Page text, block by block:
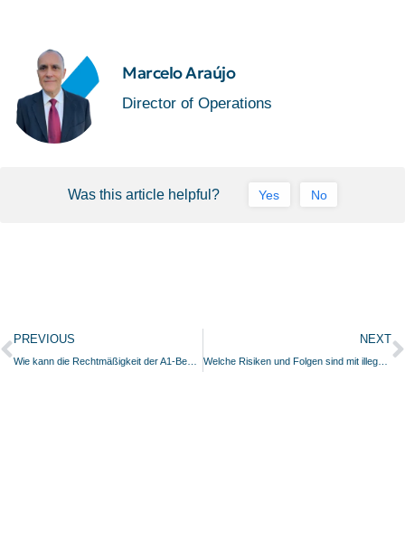
Marcelo Araújo
Director of Operations
Was this article helpful? Yes No
PREVIOUS NEXT
Welche Risiken und Folgen sind mit illegaler Arbeitnehmerüberlassung verbunden und wie können mögliche Fallstricke vermieden werden?